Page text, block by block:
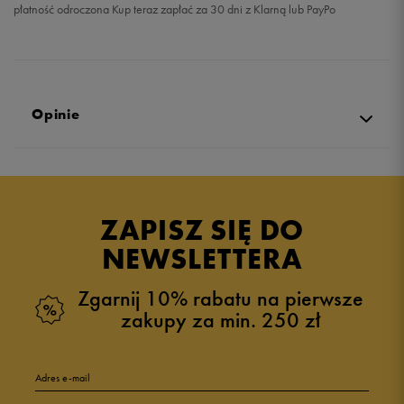
płatność odroczona Kup teraz zapłać za 30 dni z Klarną lub PayPo
Opinie
4.9
zebranych i zweryfikowanych przez
4 8%
ZAPISZ SIĘ DO
NEWSLETTERA
Zgarnij 10% rabatu na pierwsze
zakupy za min. 250 zł
Adres e-mail